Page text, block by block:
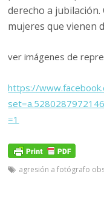
derecho a
mujeres que vienen
ver imágenes de
https://
=1
agresión a fotógrafo